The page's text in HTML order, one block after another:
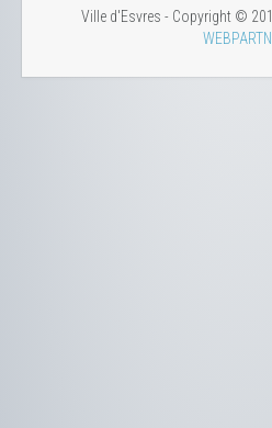
Ville d'Esvres - Copyright ©